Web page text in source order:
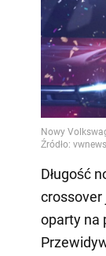
Długość
crossover
oparty na